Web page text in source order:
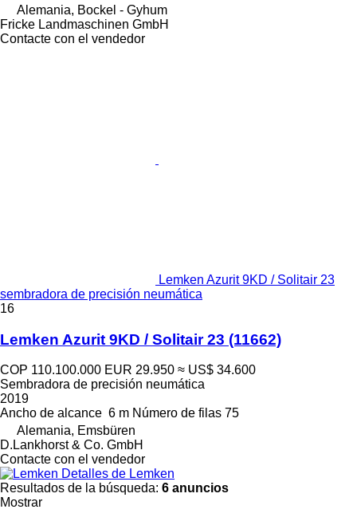
Alemania, Bockel - Gyhum
Fricke Landmaschinen GmbH
Contacte con el vendedor
Lemken Azurit 9KD / Solitair 23
sembradora de precisión neumática
16
Lemken Azurit 9KD / Solitair 23 (11662)
COP 110.100.000 EUR 29.950 ≈ US$ 34.600
Sembradora de precisión neumática
2019
Ancho de alcance 6 m Número de filas 75
Alemania, Emsbüren
D.Lankhorst & Co. GmbH
Contacte con el vendedor
Detalles de Lemken
Resultados de la búsqueda: 6 anuncios
Mostrar